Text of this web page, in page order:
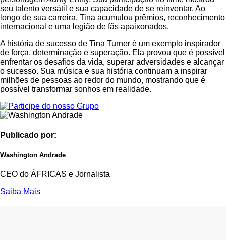
seu talento versátil e sua capacidade de se reinventar. Ao
longo de sua carreira, Tina acumulou prêmios, reconhecimento
internacional e uma legião de fãs apaixonados.
A história de sucesso de Tina Turner é um exemplo inspirador
de força, determinação e superação. Ela provou que é possível
enfrentar os desafios da vida, superar adversidades e alcançar
o sucesso. Sua música e sua história continuam a inspirar
milhões de pessoas ao redor do mundo, mostrando que é
possível transformar sonhos em realidade.
Publicado por:
Washington Andrade
CEO do ÁFRICAS e Jornalista
Saiba Mais